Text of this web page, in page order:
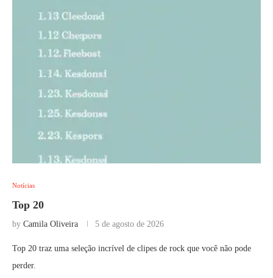
Notícias
Top 20
by Camila Oliveira 5 de agosto de 2026
Top 20 traz uma seleção incrível de clipes de rock que você não pode
perder.